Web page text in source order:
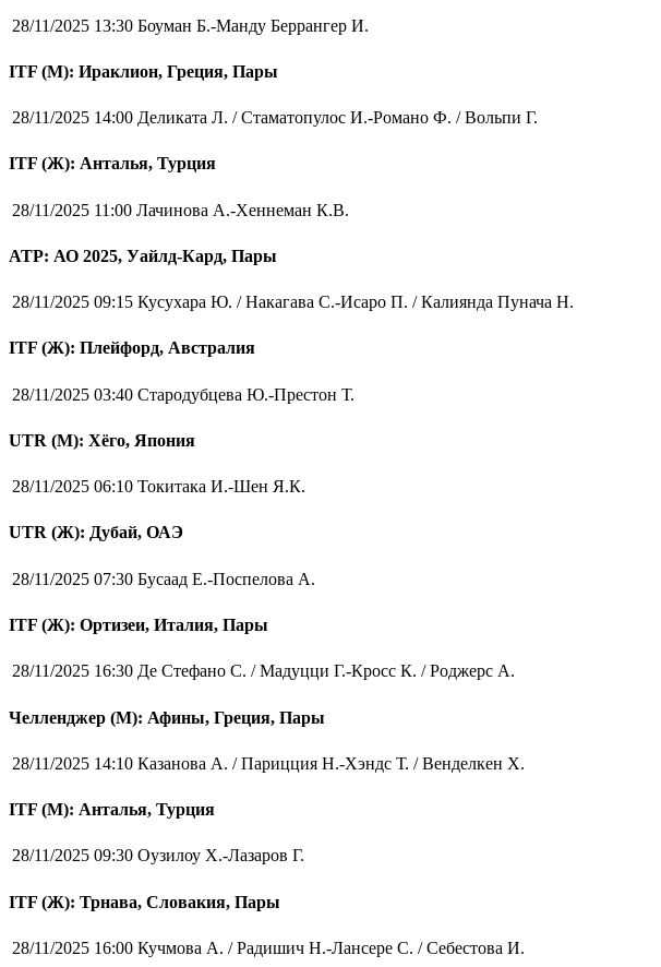
28/11/2025 13:30 Боуман Б.-Манду Беррангер И.
ITF (M): Ираклион, Греция, Пары
28/11/2025 14:00 Деликата Л. / Стаматопулос И.-Романо Ф. / Вольпи Г.
ITF (Ж): Анталья, Турция
28/11/2025 11:00 Лачинова А.-Хеннеман К.В.
ATP: АО 2025, Уайлд-Кард, Пары
28/11/2025 09:15 Кусухара Ю. / Накагава С.-Исаро П. / Калиянда Пунача Н.
ITF (Ж): Плейфорд, Австралия
28/11/2025 03:40 Стародубцева Ю.-Престон Т.
UTR (М): Хёго, Япония
28/11/2025 06:10 Токитака И.-Шен Я.К.
UTR (Ж): Дубай, ОАЭ
28/11/2025 07:30 Бусаад Е.-Поспелова А.
ITF (Ж): Ортизеи, Италия, Пары
28/11/2025 16:30 Де Стефано С. / Мадуцци Г.-Кросс К. / Роджерс А.
Челленджер (М): Афины, Греция, Пары
28/11/2025 14:10 Казанова А. / Парицция Н.-Хэндс Т. / Венделкен Х.
ITF (M): Анталья, Турция
28/11/2025 09:30 Оузилоу Х.-Лазаров Г.
ITF (Ж): Трнава, Словакия, Пары
28/11/2025 16:00 Кучмова А. / Радишич Н.-Лансере С. / Себестова И.